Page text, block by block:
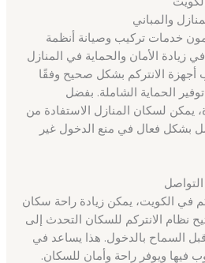
والمباني
خدمات تركيب وصيانة أنظمة
زيادة الأمان والحماية في المنازل
أجهزة الانتركم بشكل صحيح وفقًا
الحماية الشاملة. بفضل
يمكن لسكان المنازل الاستفادة من
بشكل فعال في منع الدخول غير
في الكويت، يمكن زيادة راحة سكان
نظام الانتركم للسكان التحدث إلى
السماح بالدخول. هذا يساعد في
فيها ويوفر راحة وأمان للسكان.